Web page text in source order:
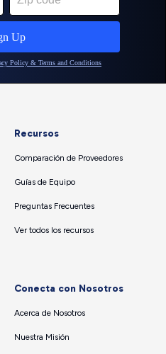
Recursos
Comparación de Proveedores
Guías de Equipo
Preguntas Frecuentes
Ver todos los recursos
Conecta con Nosotros
Acerca de Nosotros
Nuestra Misión